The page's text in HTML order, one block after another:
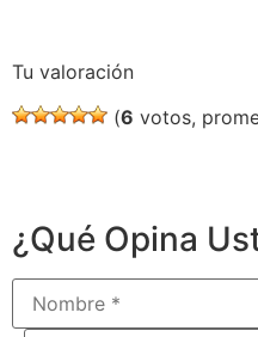
Tu valoración
(6 votos,
¿Qué Opina